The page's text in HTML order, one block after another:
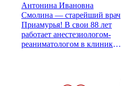
Антонина Ивановна
Смолина — старейший врач
Приамурья! В свои 88 лет
работает анестезиологом-
реаниматологом в клинике
стажем о жизни, смерти